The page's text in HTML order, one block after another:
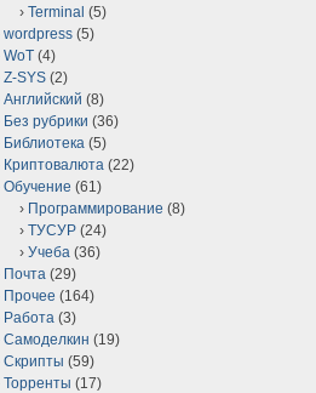
Terminal (5)
wordpress (5)
WoT (4)
Z-SYS (2)
Английский (8)
Без рубрики (36)
Библиотека (5)
Криптовалюта (22)
Обучение (61)
Программирование (8)
ТУСУР (24)
Учеба (36)
Почта (29)
Прочее (164)
Работа (3)
Самоделкин (19)
Скрипты (59)
Торренты (17)